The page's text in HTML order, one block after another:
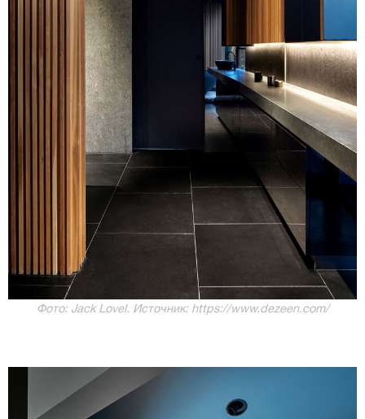
Фото: Jack Lovel. Источник: https://www.dezeen.com/